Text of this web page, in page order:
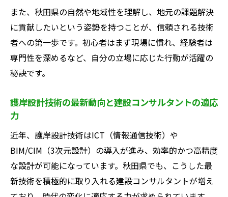
また、秋田県の自然や地域性を理解し、地元の課題解決
に貢献したいという姿勢を持つことが、信頼される技術
者への第一歩です。初心者はまず現場に慣れ、経験者は
専門性を深めるなど、自分の立場に応じた行動が活躍の
秘訣です。
護岸設計技術の最新動向と建設コンサルタントの適応
力
近年、護岸設計技術はICT（情報通信技術）や
BIM/CIM（3次元設計）の導入が進み、効率的かつ高精度
な設計が可能になっています。秋田県でも、こうした最
新技術を積極的に取り入れる建設コンサルタントが増え